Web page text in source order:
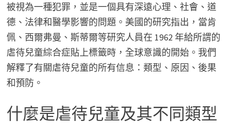
被視為一種犯罪，並是一個具有深遠心理、社會、道
德、法律和醫學影響的問題。美國的研究指出，當肯
佩、西爾弗曼、斯蒂爾等研究人員在 1962 年給所謂的
虐待兒童綜合症貼上標籤時，全球意識的開始。我們
解釋了有關虐待兒童的所有信息：類型、原因、後果
和預防。
什麼是虐待兒童及其不同類型